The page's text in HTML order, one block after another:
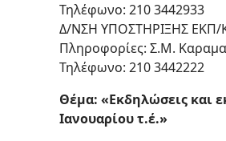
Τηλέφωνο: 210 3442933
Δ/ΝΣΗ ΥΠΟΣΤΗΡΙΞΗΣ
Πληροφορίες: Σ.Μ.
Τηλέφωνο: 210 3442222
Θέμα: «Εκδηλώσεις και
Ιανουαρίου τ.έ.»